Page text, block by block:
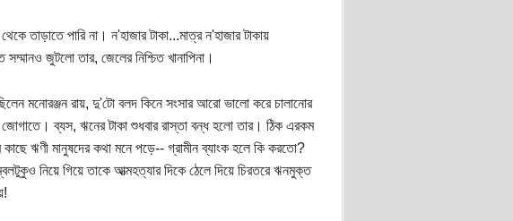
তাড়াতে পারি না। ন'হাজার টাকা...মাত্র ন'হাজার টাকায়
জুটলো তার, জেলের নিশ্চিত খানাপিনা।
মনোরঞ্জন রায়, দু'টো বলদ কিনে সংসার আরো ভালো করে চালানোর
ব্যস, ঋনের টাকা শুধবার রাস্তা বন্ধ হলো তার। ঠিক এরকম
কাছে ঋণী মানুষদের কথা মনে পড়ে-- গ্রামীন ব্যাংক হলে কি করতো?
নিয়ে গিয়ে তাকে আত্মহত্যার দিকে ঠেলে দিয়ে চিরতরে ঋনমুক্ত